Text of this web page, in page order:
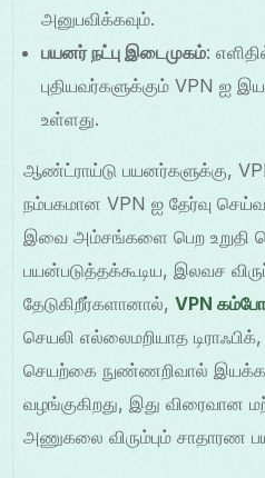
அனுபவிக்கவும்.
பயனர் நட்பு இடைமுகம்:
புதியவர்களுக்கும் VPN ஐ
உள்ளது.
ஆண்ட்ராய்டு பயனர்களுக்கு,
நம்பகமான VPN ஐ தேர்வு
இவை அம்சங்களை பெற உறுதி
பயன்படுத்தக்கூடிய, இலவச
தேடுகிறீர்களானால்,VPN
செயலி எல்லைமறியாத
செயற்கை நுண்ணறிவால்
வழங்குகிறது, இது விரைவான
அணுகலை விரும்பும் சாதாரண